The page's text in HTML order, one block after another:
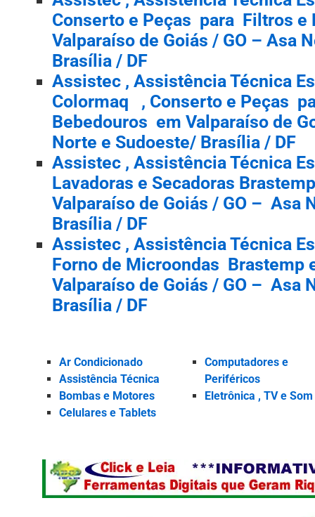
Conserto e Peças para Filtros e
Valparaíso de Goiás / GO – Asa
Brasília / DF
Assistec , Assistência Técnica
Colormaq , Conserto e Peças
Bebedouros em Valparaíso de
Norte e Sudoeste/ Brasília / DF
Assistec , Assistência Técnica
Lavadoras e Secadoras
Valparaíso de Goiás / GO – Asa
Brasília / DF
Assistec , Assistência Técnica
Forno de Microondas Brastemp
Valparaíso de Goiás / GO – Asa
Brasília / DF
Ar Condicionado
Assistência Técnica
Bombas e Motores
Celulares e Tablets
Computadores e
Periféricos
Eletrônica , TV e Som